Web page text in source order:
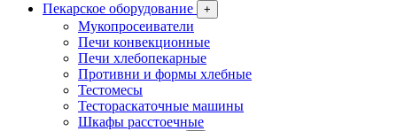
Пекарское оборудование
+
Мукопросеиватели
Печи конвекционные
Печи хлебопекарные
Противни и формы хлебные
Тестомесы
Тестораскаточные машины
Шкафы расстоечные